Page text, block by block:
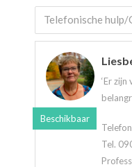
Telefonische hulp/
‘Er
Tel.
Beschikbaar